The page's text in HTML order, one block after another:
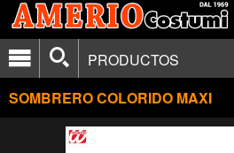
PRODUCTOS
SOMBRERO COLORIDO MAXI